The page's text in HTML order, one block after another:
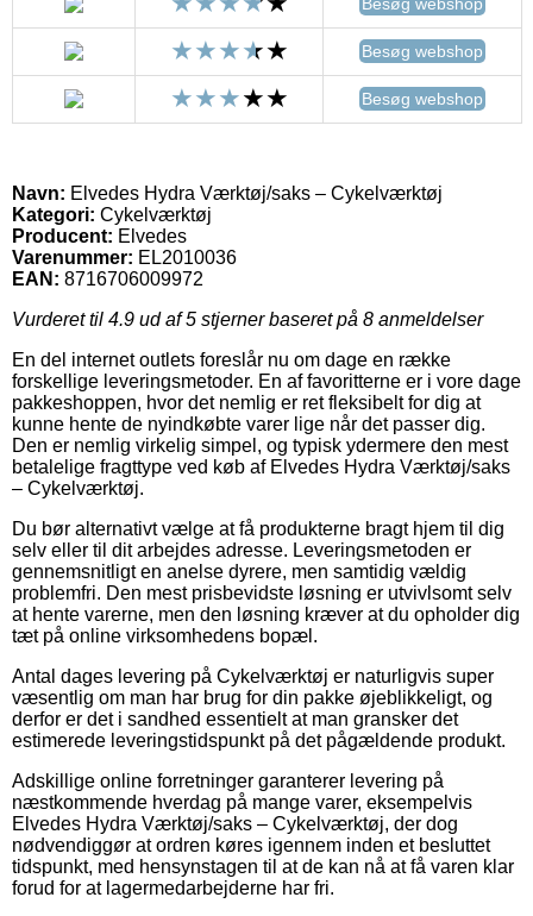
Besøg webshop
Besøg webshop
Navn: Elvedes Hydra Værktøj/saks – Cykelværktøj
Kategori: Cykelværktøj
Producent: Elvedes
Varenummer: EL2010036
EAN: 8716706009972
Vurderet til 4.9 ud af 5 stjerner baseret på 8 anmeldelser
En del internet outlets foreslår nu om dage en række
forskellige leveringsmetoder. En af favoritterne er i vore dage
pakkeshoppen, hvor det nemlig er ret fleksibelt for dig at
kunne hente de nyindkøbte varer lige når det passer dig.
Den er nemlig virkelig simpel, og typisk ydermere den mest
betalelige fragttype ved køb af Elvedes Hydra Værktøj/saks
– Cykelværktøj.
Du bør alternativt vælge at få produkterne bragt hjem til dig
selv eller til dit arbejdes adresse. Leveringsmetoden er
gennemsnitligt en anelse dyrere, men samtidig vældig
problemfri. Den mest prisbevidste løsning er utvivlsomt selv
at hente varerne, men den løsning kræver at du opholder dig
tæt på online virksomhedens bopæl.
Antal dages levering på Cykelværktøj er naturligvis super
væsentlig om man har brug for din pakke øjeblikkeligt, og
derfor er det i sandhed essentielt at man gransker det
estimerede leveringstidspunkt på det pågældende produkt.
Adskillige online forretninger garanterer levering på
næstkommende hverdag på mange varer, eksempelvis
Elvedes Hydra Værktøj/saks – Cykelværktøj, der dog
nødvendiggør at ordren køres igennem inden et besluttet
tidspunkt, med hensynstagen til at de kan nå at få varen klar
forud for at lagermedarbejderne har fri.